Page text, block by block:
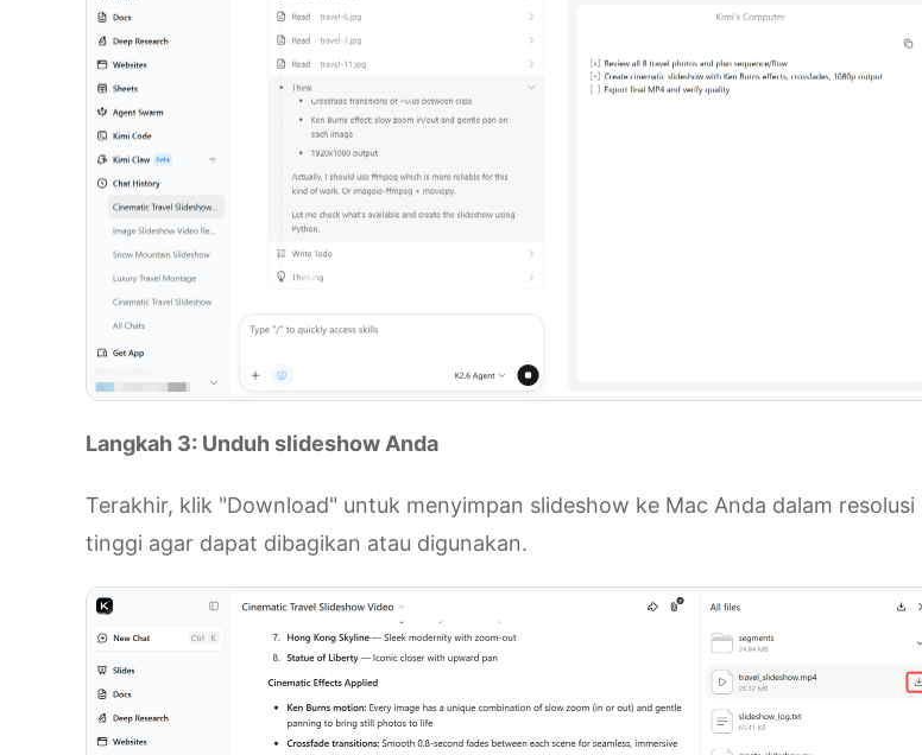
Langkah 3: Unduh slideshow Anda
Terakhir, klik "Download" untuk menyimpan slideshow ke Mac Anda dalam resolusi
tinggi agar dapat dibagikan atau digunakan.